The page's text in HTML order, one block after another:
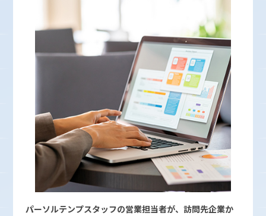
パーソルテンプスタッフの営業担当者が、訪問先企業か